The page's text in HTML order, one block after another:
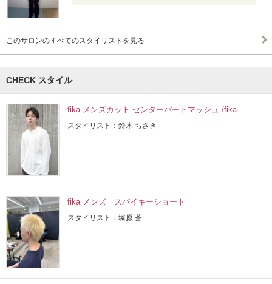
このサロンのすべてのスタイリストを見る
CHECK スタイル
fika メンズカット センターパートマッシュ /fika
スタイリスト：鈴木 ちさき
fika メンズ スパイキーショート
スタイリスト：塚原 蒼